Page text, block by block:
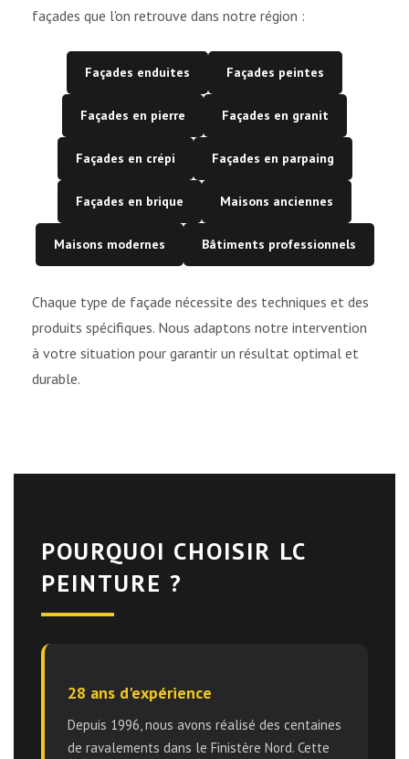
façades que l'on retrouve dans notre région :
Façades enduites Façades peintes
Façades en pierre Façades en granit
Façades en crépi Façades en parpaing
Façades en brique Maisons anciennes
Maisons modernes Bâtiments professionnels
Chaque type de façade nécessite des techniques et des
produits spécifiques. Nous adaptons notre intervention
à votre situation pour garantir un résultat optimal et
durable.
POURQUOI CHOISIR LC
PEINTURE ?
28 ans d'expérience
Depuis 1996, nous avons réalisé des centaines
de ravalements dans le Finistère Nord. Cette